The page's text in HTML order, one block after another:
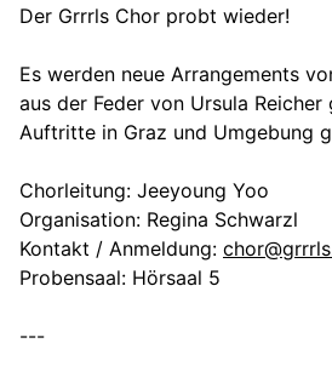
Der Grrrls Chor probt wieder!
Es werden neue Arrangements
aus der Feder von Ursula
Auftritte in Graz und Umgebung
Chorleitung: Jeeyoung Yoo
Organisation: Regina Schwarzl
Kontakt / Anmeldung:
Probensaal: Hörsaal 5
---